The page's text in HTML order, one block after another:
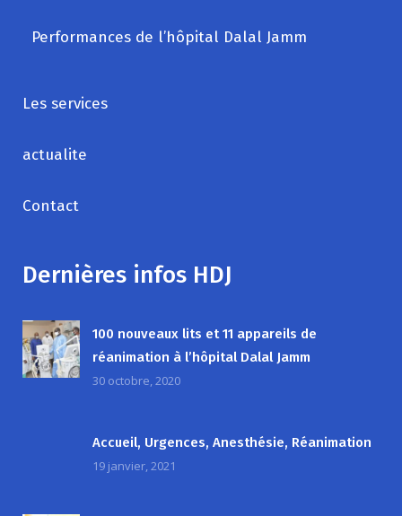
Performances de l’hôpital Dalal Jamm
Les services
actualite
Contact
Dernières infos HDJ
100 nouveaux lits et 11 appareils de
réanimation à l’hôpital Dalal Jamm
30 octobre, 2020
Accueil, Urgences, Anesthésie, Réanimation
19 janvier, 2021